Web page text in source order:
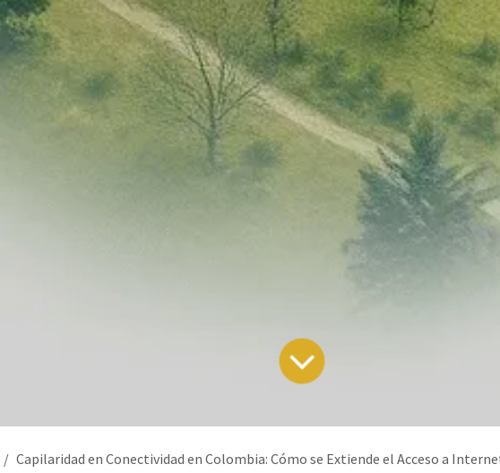
Capilaridad en Conectividad en Colombia: Cómo se Extiende el Acceso a